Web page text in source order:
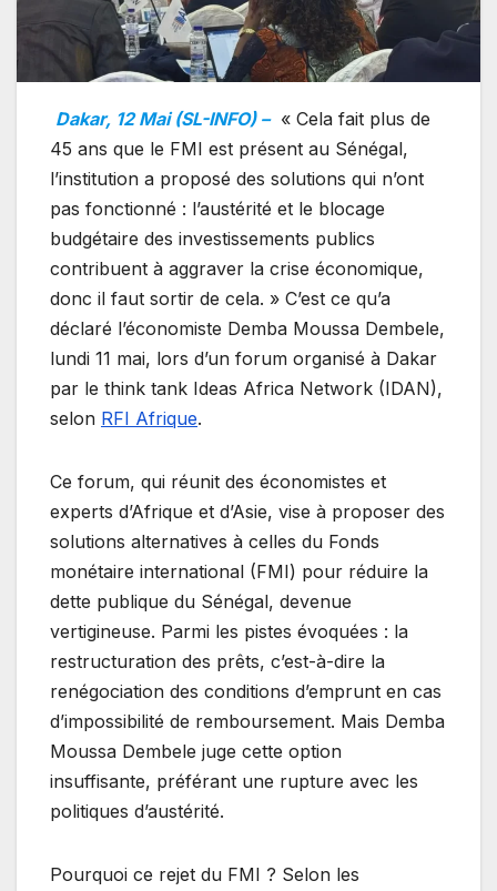
Dakar, 12 Mai (SL-INFO) – « Cela fait plus de
45 ans que le FMI est présent au Sénégal,
l’institution a proposé des solutions qui n’ont
pas fonctionné : l’austérité et le blocage
budgétaire des investissements publics
contribuent à aggraver la crise économique,
donc il faut sortir de cela. » C’est ce qu’a
déclaré l’économiste Demba Moussa Dembele,
lundi 11 mai, lors d’un forum organisé à Dakar
par le think tank Ideas Africa Network (IDAN),
selon RFI Afrique.
Ce forum, qui réunit des économistes et
experts d’Afrique et d’Asie, vise à proposer des
solutions alternatives à celles du Fonds
monétaire international (FMI) pour réduire la
dette publique du Sénégal, devenue
vertigineuse. Parmi les pistes évoquées : la
restructuration des prêts, c’est-à-dire la
renégociation des conditions d’emprunt en cas
d’impossibilité de remboursement. Mais Demba
Moussa Dembele juge cette option
insuffisante, préférant une rupture avec les
politiques d’austérité.
Pourquoi ce rejet du FMI ? Selon les